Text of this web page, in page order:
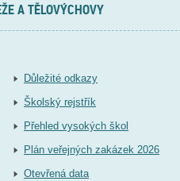
A TĚLOVÝCHOVY
Důležité odkazy
Školský rejstřík
Přehled vysokých škol
Plán veřejných zakázek 2026
Otevřená data